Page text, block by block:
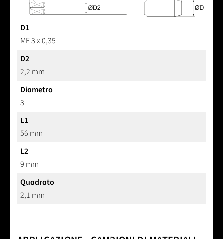
D1
MF 3 x 0,35
D2
2,2 mm
Diametro
3
L1
56 mm
L2
9 mm
Quadrato
2,1 mm